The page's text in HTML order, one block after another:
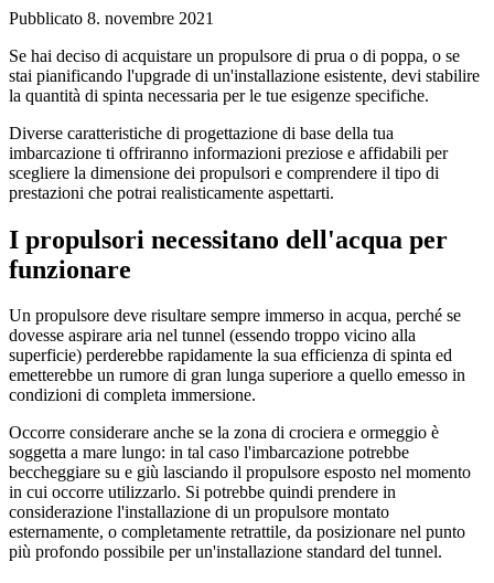
Pubblicato 8. novembre 2021
Se hai deciso di acquistare un propulsore di prua o di poppa, o se
stai pianificando l'upgrade di un'installazione esistente, devi stabilire
la quantità di spinta necessaria per le tue esigenze specifiche.
Diverse caratteristiche di progettazione di base della tua
imbarcazione ti offriranno informazioni preziose e affidabili per
scegliere la dimensione dei propulsori e comprendere il tipo di
prestazioni che potrai realisticamente aspettarti.
I propulsori necessitano dell'acqua per
funzionare
Un propulsore deve risultare sempre immerso in acqua, perché se
dovesse aspirare aria nel tunnel (essendo troppo vicino alla
superficie) perderebbe rapidamente la sua efficienza di spinta ed
emetterebbe un rumore di gran lunga superiore a quello emesso in
condizioni di completa immersione.
Occorre considerare anche se la zona di crociera e ormeggio è
soggetta a mare lungo: in tal caso l'imbarcazione potrebbe
beccheggiare su e giù lasciando il propulsore esposto nel momento
in cui occorre utilizzarlo. Si potrebbe quindi prendere in
considerazione l'installazione di un propulsore montato
esternamente, o completamente retrattile, da posizionare nel punto
più profondo possibile per un'installazione standard del tunnel.